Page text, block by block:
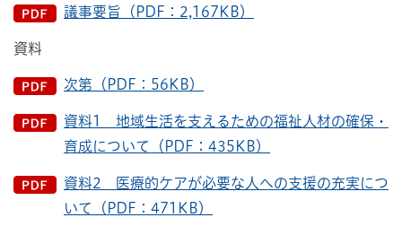
議事要旨（PDF：2,167KB）
資料
次第（PDF：56KB）
資料1 地域生活を支えるための福祉人材の確保・
育成について（PDF：435KB）
資料2 医療的ケアが必要な人への支援の充実につ
いて（PDF：471KB）